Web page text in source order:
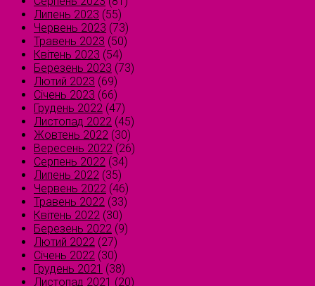
Липень 2023 (55)
Червень 2023 (73)
Травень 2023 (50)
Квітень 2023 (54)
Березень 2023 (73)
Лютий 2023 (69)
Січень 2023 (66)
Грудень 2022 (47)
Листопад 2022 (45)
Жовтень 2022 (30)
Вересень 2022 (26)
Серпень 2022 (34)
Липень 2022 (35)
Червень 2022 (46)
Травень 2022 (33)
Квітень 2022 (30)
Березень 2022 (9)
Лютий 2022 (27)
Січень 2022 (30)
Грудень 2021 (38)
Листопад 2021 (20)